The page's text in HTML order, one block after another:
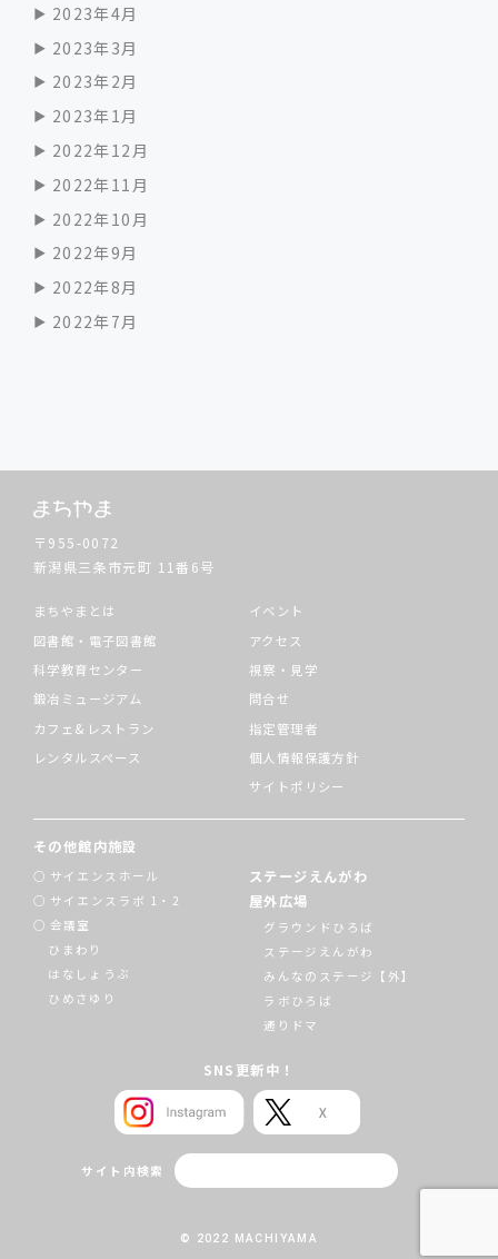
2023年4月
2023年3月
2023年2月
2023年1月
2022年12月
2022年11月
2022年10月
2022年9月
2022年8月
2022年7月
〒955-0072
新潟県三条市元町 11番6号
まちやまとは
図書館・電子図書館
科学教育センター
鍛冶ミュージアム
カフェ&レストラン
レンタルスペース
イベント
アクセス
視察・見学
問合せ
指定管理者
個人情報保護方針
サイトポリシー
その他館内施設
サイエンスホール
サイエンスラボ 1・2
会議室
ひまわり
はなしょうぶ
ひめさゆり
ステージえんがわ
屋外広場
グラウンドひろば
ステージえんがわ
みんなのステージ【外】
ラボひろば
通りドマ
SNS更新中！
サイト内検索
© 2022 MACHIYAMA